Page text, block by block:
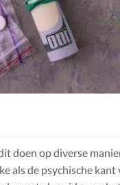
doen op diverse
als de psychische kant